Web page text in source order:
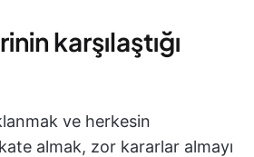
karşılaştığı
ve herkesin
almak, zor kararlar almayı